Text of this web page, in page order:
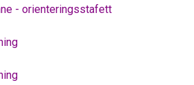
- orienteringsstafett